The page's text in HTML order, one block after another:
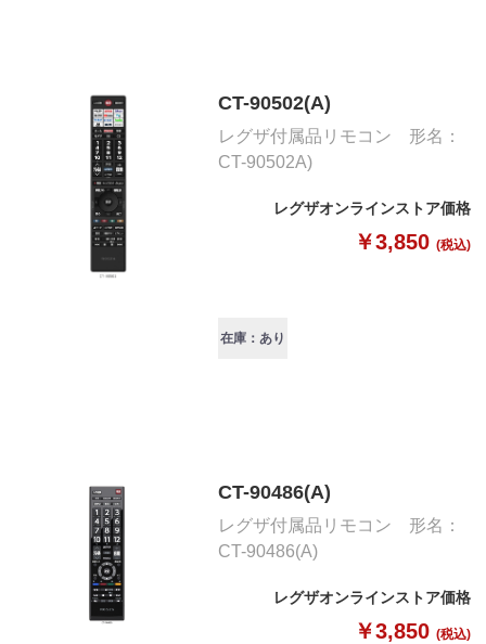
CT-90502(A)
レグザ付属品リモコン 形名：
CT-90502A)
レグザオンラインストア価格
￥3,850 (税込)
在庫：あり
CT-90486(A)
レグザ付属品リモコン 形名：
CT-90486(A)
レグザオンラインストア価格
￥3,850 (税込)